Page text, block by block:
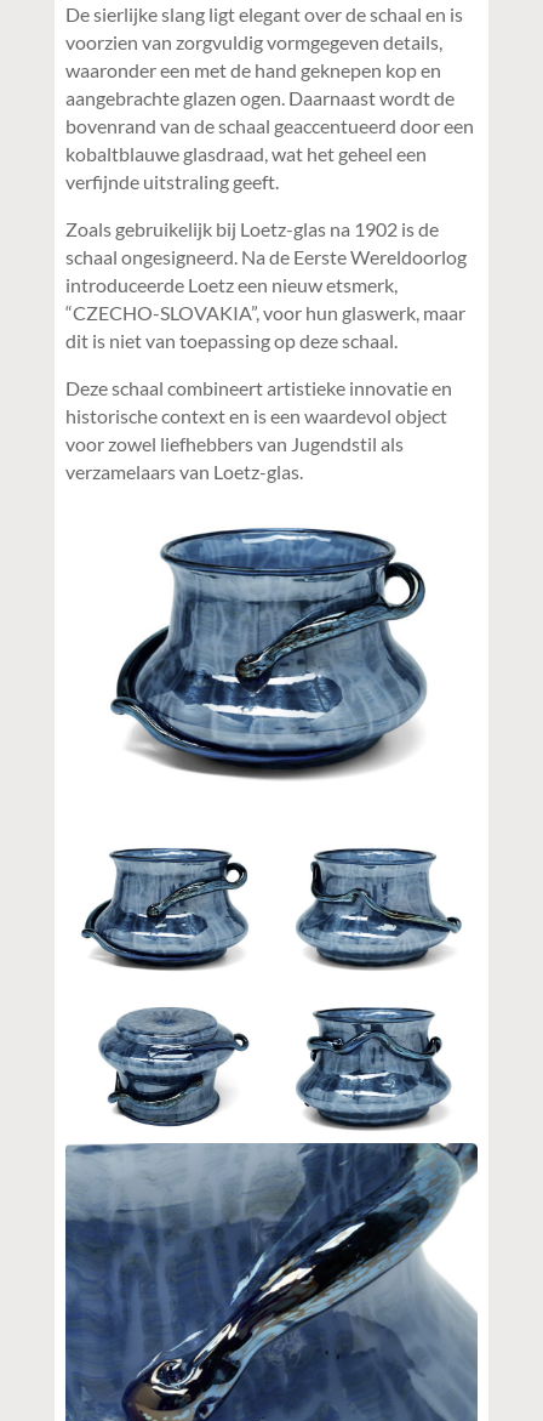
De sierlijke slang ligt elegant over de schaal en is
voorzien van zorgvuldig vormgegeven details,
waaronder een met de hand geknepen kop en
aangebrachte glazen ogen. Daarnaast wordt de
bovenrand van de schaal geaccentueerd door een
kobaltblauwe glasdraad, wat het geheel een
verfijnde uitstraling geeft.
Zoals gebruikelijk bij Loetz-glas na 1902 is de
schaal ongesigneerd. Na de Eerste Wereldoorlog
introduceerde Loetz een nieuw etsmerk,
“CZECHO-SLOVAKIA”, voor hun glaswerk, maar
dit is niet van toepassing op deze schaal.
Deze schaal combineert artistieke innovatie en
historische context en is een waardevol object
voor zowel liefhebbers van Jugendstil als
verzamelaars van Loetz-glas.